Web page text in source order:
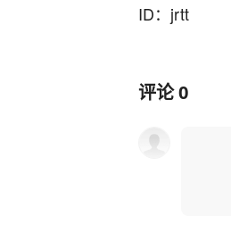
ID：jrtt
评论0